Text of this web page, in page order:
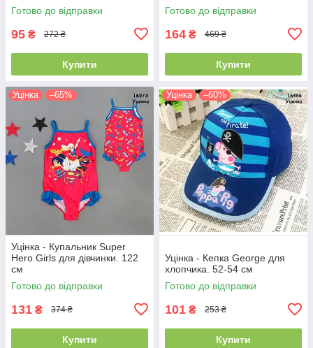
Готово до відправки
95 ₴ 272 ₴
Купити
Готово до відправки
164 ₴ 469 ₴
Купити
Уцінка –65%
Уцінка - Купальник Super
Hero Girls для дівчинки. 122
см
Готово до відправки
131 ₴ 374 ₴
Купити
Уцінка –60%
Уцінка - Кепка George для
хлопчика. 52-54 см
Готово до відправки
101 ₴ 253 ₴
Купити